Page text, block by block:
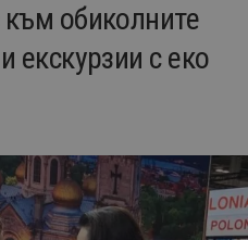
към обиколните
екскурзии с еко